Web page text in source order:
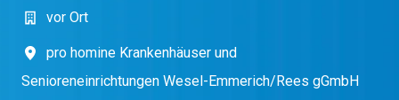
vor Ort
pro homine Krankenhäuser und
Senioreneinrichtungen Wesel-Emmerich/Rees gGmbH